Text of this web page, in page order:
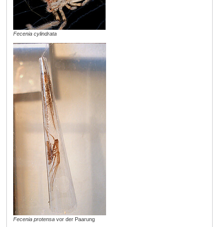
Fecenia cylindrata
Fecenia protensavor der Paarung